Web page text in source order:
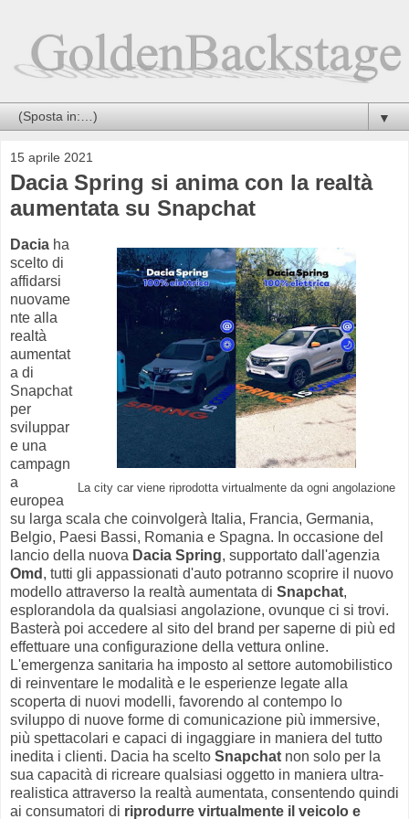
▼
15 aprile 2021
Dacia Spring si anima con la realtà
aumentata su Snapchat
La city car viene riprodotta virtualmente da ogni angolazione
Dacia ha
scelto di
affidarsi
nuovame
nte alla
realtà
aumentat
a di
Snapchat
per
sviluppar
e una
campagn
a
europea
su larga scala che coinvolgerà Italia, Francia, Germania,
Belgio, Paesi Bassi, Romania e Spagna. In occasione del
lancio della nuova Dacia Spring, supportato dall'agenzia
Omd , tutti gli appassionati d'auto potranno scoprire il nuovo
modello attraverso la realtà aumentata di Snapchat,
esplorandola da qualsiasi angolazione, ovunque ci si trovi.
Basterà poi accedere al sito del brand per saperne di più ed
effettuare una configurazione della vettura online.
L'emergenza sanitaria ha imposto al settore automobilistico
di reinventare le modalità e le esperienze legate alla
scoperta di nuovi modelli, favorendo al contempo lo
sviluppo di nuove forme di comunicazione più immersive,
più spettacolari e capaci di ingaggiare in maniera del tutto
inedita i clienti. Dacia ha scelto Snapchat non solo per la
sua capacità di ricreare qualsiasi oggetto in maniera ultra-
realistica attraverso la realtà aumentata, consentendo quindi
ai consumatori di riprodurre virtualmente il veicolo e